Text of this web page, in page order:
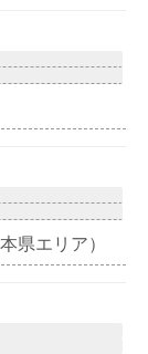
県エリア）